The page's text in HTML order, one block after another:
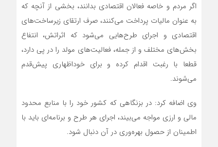
اگر مردم و خاصه فعالان اقتصادی بدانند، بخشی از آنچه که
به عنوان مالیات پرداخت می‌کنند، صرف ارتقای زیرساخت‌های
اقتصادی و اجرای طرح‌هایی می‌شود که اثراتش، انتفاع
بخش‌های مختلف و از جمله، فعالیت‌های مولد را در پی دارد،
قطعا با رغبت اقدام کرده و برای خوداظهاری پیش‌قدم
می‌شوند.
وی اضافه کرد: در بزنگاهی که کشور خود را با منابع محدود
مالی و ارزی مواجه می‌بیند، اجرای هر طرح و برنامه‌ای باید با
اطمینان از حصول بهره‌وری در آن دنبال شود.